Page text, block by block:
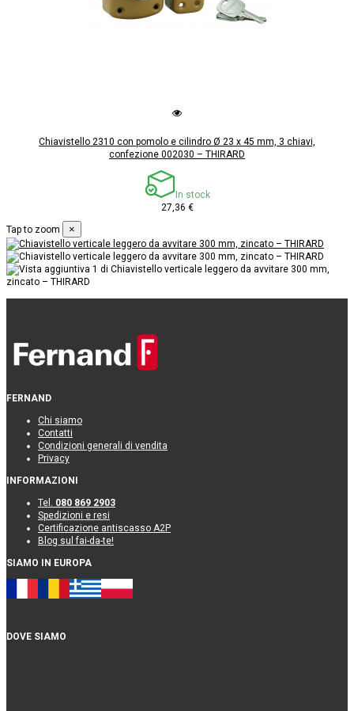
Chiavistello 2310 con pomolo e cilindro Ø 23 x 45 mm, 3 chiavi,
confezione 002030 – THIRARD
In stock
27,36 €
Tap to zoom
×
FERNAND
Chi siamo
Contatti
Condizioni generali di vendita
Privacy
INFORMAZIONI
Tel. 080 869 2903
Spedizioni e resi
Certificazione antiscasso A2P
Blog sul fai-da-te!
SIAMO IN EUROPA
DOVE SIAMO